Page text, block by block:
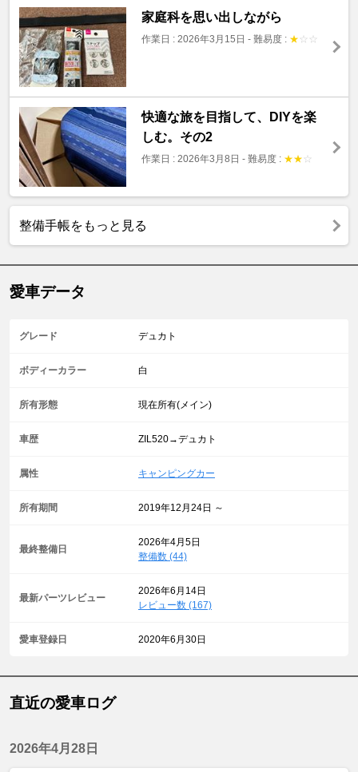
家庭科を思い出しながら
作業日 : 2026年3月15日 - 難易度 : ★ ☆ ☆
快適な旅を目指して、DIYを楽
しむ。その2
作業日 : 2026年3月8日 - 難易度 : ★★ ☆
整備手帳をもっと見る
愛車データ
グレード デュカト
ボディーカラー 白
所有形態 現在所有(メイン)
車歴 ZIL520→デュカト
属性 キャンピングカー
所有期間 2019年12月24日 ～
最終整備日
2026年4月5日
整備数 (44)
最新パーツレビュー
2026年6月14日
レビュー数 (167)
愛車登録日 2020年6月30日
直近の愛車ログ
2026年4月28日